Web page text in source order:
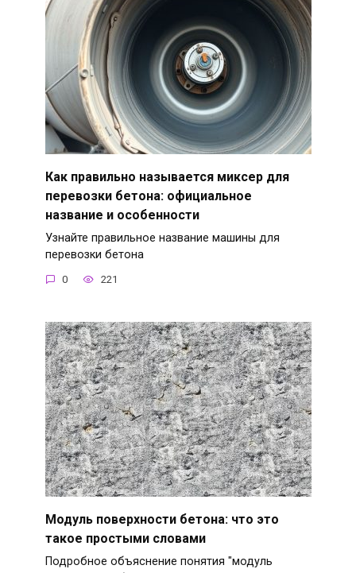
Как правильно называется миксер для
перевозки бетона: официальное
название и особенности
Узнайте правильное название машины для
перевозки бетона
0 221
Модуль поверхности бетона: что это
такое простыми словами
Подробное объяснение понятия "модуль